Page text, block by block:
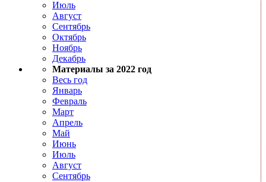
Июль
Август
Сентябрь
Октябрь
Ноябрь
Декабрь
Материалы за 2022 год
Весь год
Январь
Февраль
Март
Апрель
Май
Июнь
Июль
Август
Сентябрь